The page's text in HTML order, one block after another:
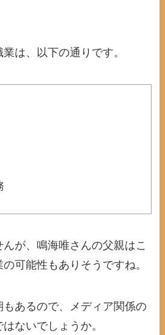
は、以下の通りです。
が、鳴海唯さんの父親はこ
可能性もありそうですね。
あるので、メディア関係の
ないでしょうか。